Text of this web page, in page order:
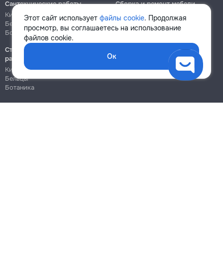
Этот сайт использует файлы cookie. Продолжая
просмотр, вы соглашаетесь на использование
файлов cookie.
Ок
Сантехнические работы
Кишинёв
Бельцы
Ботаника
Сборка и ремонт мебели
Кишинёв
Ботаника
Строительно-монтажные
работы
Кишинёв
Бельцы
Ботаника